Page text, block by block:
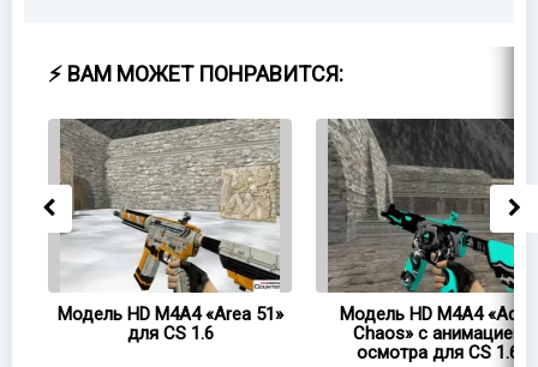
⚡ ВАМ МОЖЕТ ПОНРАВИТСЯ:
Модель HD M4A4 «Area 51»
для CS 1.6
Модель HD M4A4 «Aqua
Chaos» с анимацией
осмотра для CS 1.6